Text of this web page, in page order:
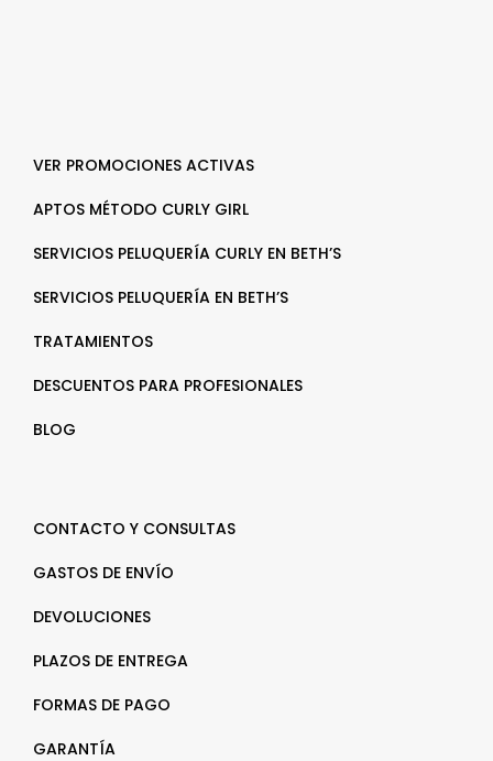
VER PROMOCIONES ACTIVAS
APTOS MÉTODO CURLY GIRL
SERVICIOS PELUQUERÍA CURLY EN BETH’S
SERVICIOS PELUQUERÍA EN BETH’S
TRATAMIENTOS
DESCUENTOS PARA PROFESIONALES
BLOG
CONTACTO Y CONSULTAS
GASTOS DE ENVÍO
DEVOLUCIONES
PLAZOS DE ENTREGA
FORMAS DE PAGO
GARANTÍA